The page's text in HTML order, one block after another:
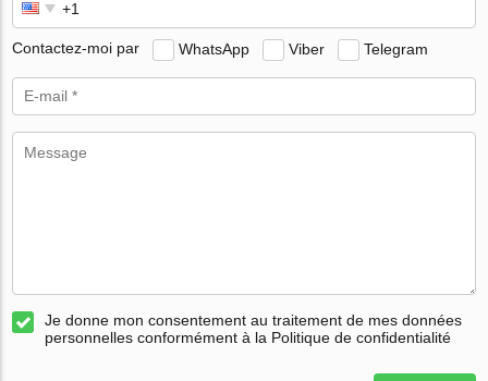
Contactez-moi par WhatsApp Viber Telegram
Je donne mon consentement au traitement de mes données
personnelles conformément à la Politique de confidentialité